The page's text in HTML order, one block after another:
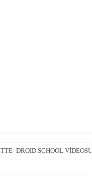
DROID SCHOOL